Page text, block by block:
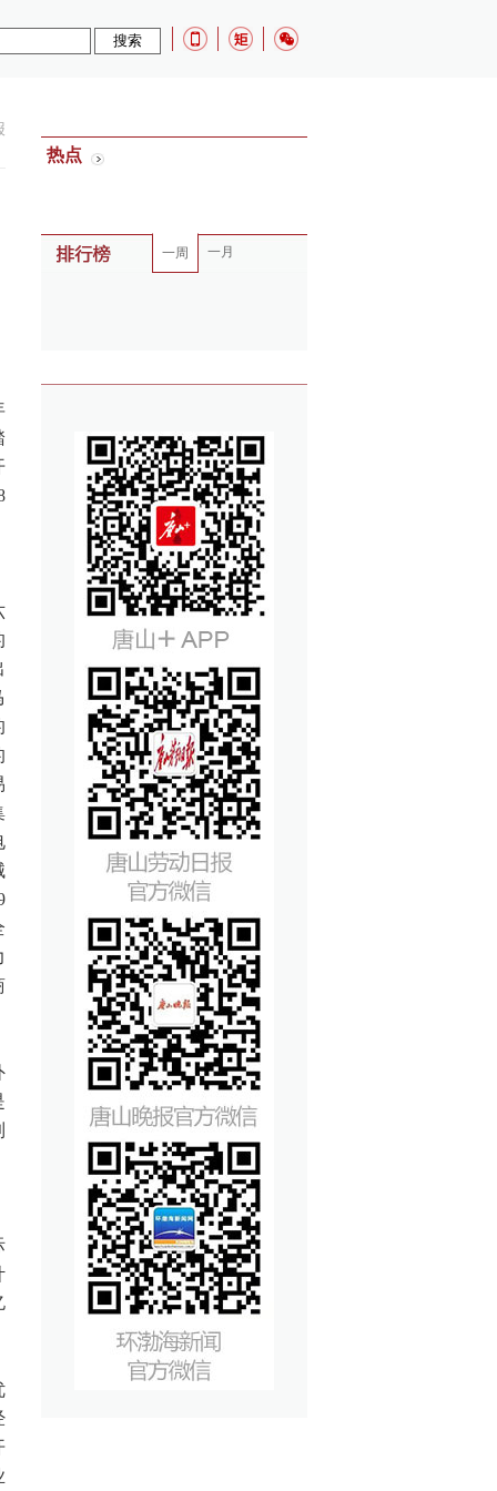
热点
一周 一月